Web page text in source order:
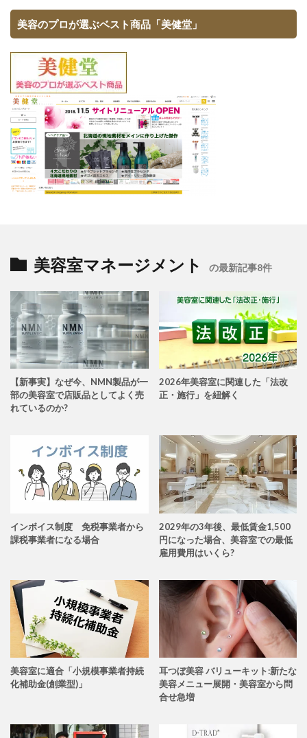
美容のプロが選ぶベスト商品「美健堂」
美容室マネージメント の最新記事8件
【新事実】なぜ今、NMN製品が一
部の美容室で店販品としてよく売
れているのか?
2026年美容室に関連した「法改
正・施行」を紐解く
インボイス制度 免税事業者から
課税事業者になる場合
2029年の3年後、最低賃金1,500
円になった場合、美容室での最低
雇用費用はいくら?
美容室に適合「小規模事業者持続
化補助金(創業型)」
耳つぼ美容 バリューキット:新たな
美容メニュー展開・美容室から問
合せ急増